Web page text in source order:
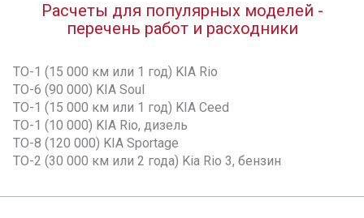
Расчеты для популярных моделей -
перечень работ и расходники
ТО-1 (15 000 км или 1 год) KIA Rio
ТО-6 (90 000) KIA Soul
ТО-1 (15 000 км или 1 год) KIA Ceed
ТО-1 (10 000) KIA Rio, дизель
ТО-8 (120 000) KIA Sportage
ТО-2 (30 000 км или 2 года) Kia Rio 3, бензин